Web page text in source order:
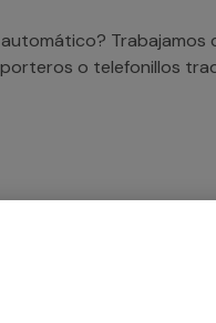
o telefonillos